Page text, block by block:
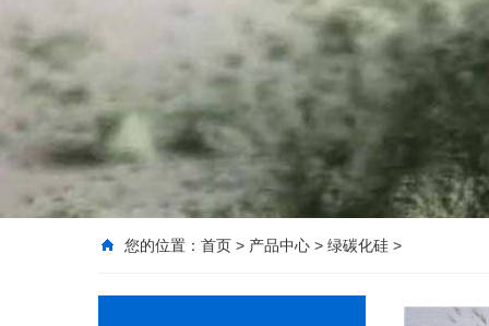
您的位置： 首页 > 产品中心 > 绿碳化硅 >